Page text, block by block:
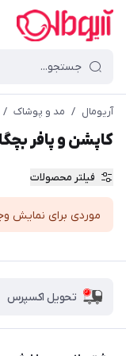
آریومال / مد و پوشاک /
کاپشن و پافر
فیلتر محصولات
موردی برای نمایش
تحویل اکسپرس